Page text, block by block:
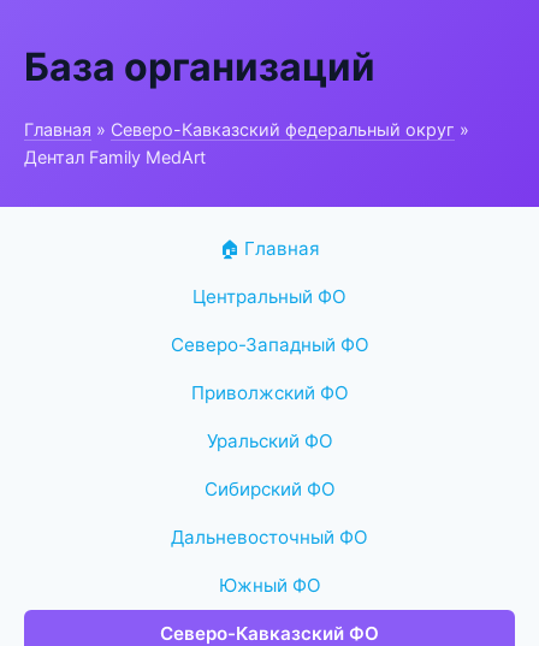
База организаций
Главная » Северо-Кавказский федеральный округ »
Дентал Family MedArt
🏠 Главная
Центральный ФО
Северо-Западный ФО
Приволжский ФО
Уральский ФО
Сибирский ФО
Дальневосточный ФО
Южный ФО
Северо-Кавказский ФО